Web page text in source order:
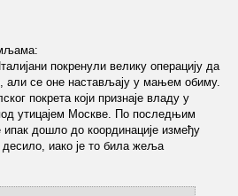
покренули велику операцију да
али се оне настављају у мањем обиму.
покрета који признаје владу у
утицајем Москве. По последњим
ипак дошло до координације између
иако је то била жеља